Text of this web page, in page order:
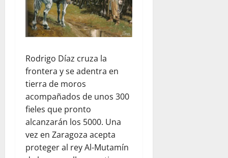
Rodrigo Díaz cruza la
frontera y se adentra en
tierra de moros
acompañados de unos 300
fieles que pronto
alcanzarán los 5000. Una
vez en Zaragoza acepta
proteger al rey Al-Mutamín